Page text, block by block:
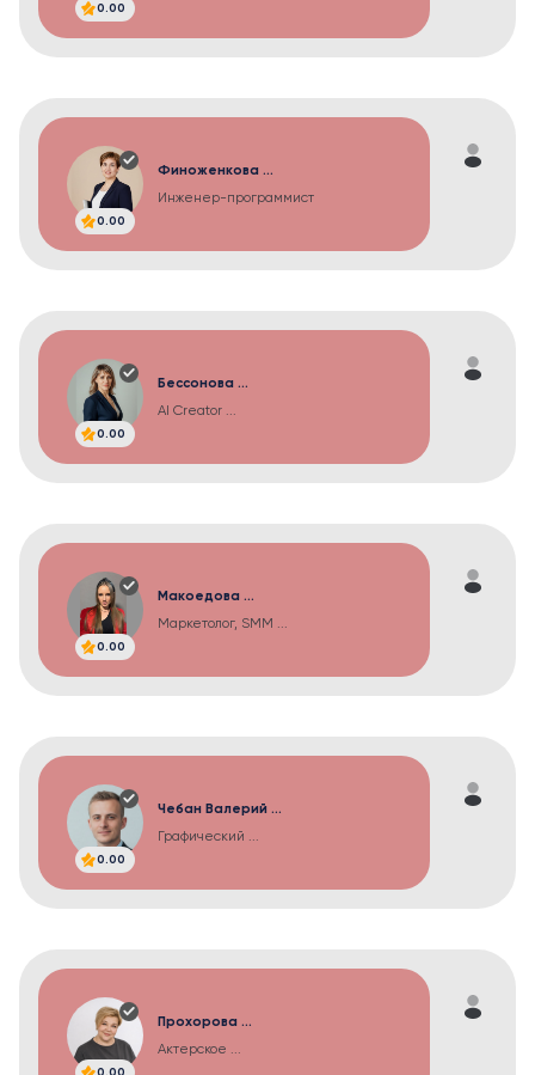
0.00
0.00
Финоженкова ...
Инженер-программист
0.00
Бессонова ...
AI Creator ...
0.00
Макоедова ...
Маркетолог, SMM ...
0.00
Чебан Валерий ...
Графический ...
0.00
Прохорова ...
Актерское ...